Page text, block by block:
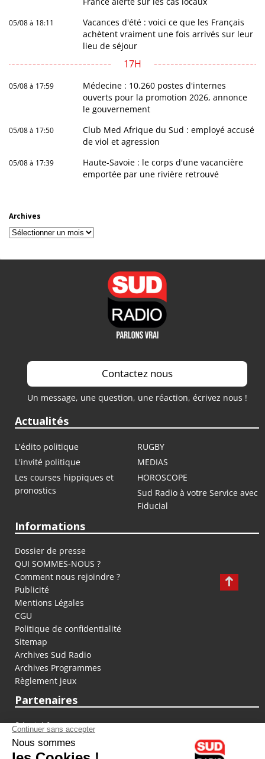
05/08 à 18:11
Vacances d'été : voici ce que les Français
achètent vraiment une fois arrivés sur leur
lieu de séjour
17H
05/08 à 17:59
Médecine : 10.260 postes d'internes
ouverts pour la promotion 2026, annonce
le gouvernement
05/08 à 17:50
Club Med Afrique du Sud : employé accusé
de viol et agression
05/08 à 17:39
Haute-Savoie : le corps d'une vacancière
emportée par une rivière retrouvé
Archives
Archives
Contactez nous
Un message, une question, une réaction, écrivez nous !
Actualités
L'édito politique
RUGBY
L'invité politique
MEDIAS
Les courses hippiques et
pronostics
HOROSCOPE
Sud Radio à votre Service avec
Fiducial
Informations
Dossier de presse
QUI SOMMES-NOUS ?
Comment nous rejoindre ?
Publicité
Mentions Légales
CGU
Politique de confidentialité
Sitemap
Archives Sud Radio
Archives Programmes
Règlement jeux
Partenaires
fiducial.fr
lyoncapitale.fr
olympique-et-lyonnais.com